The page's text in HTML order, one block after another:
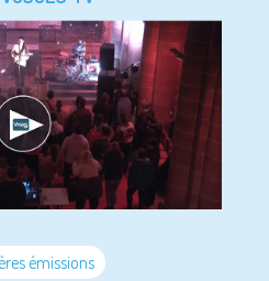
émissions